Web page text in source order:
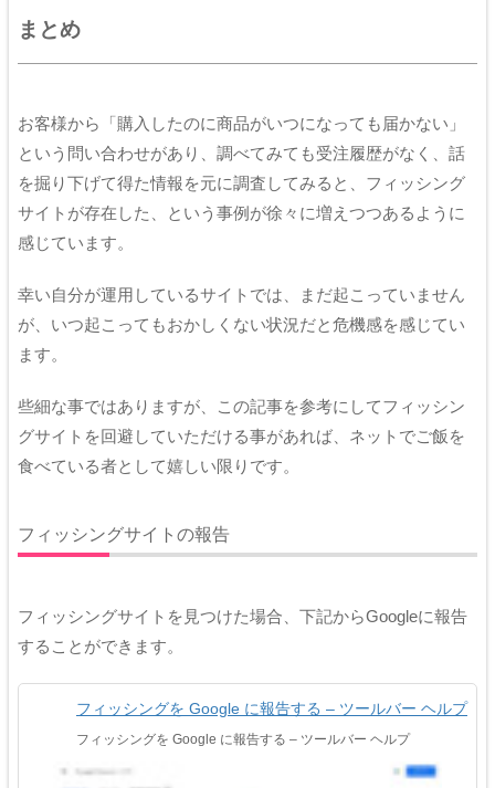
まとめ
お客様から「購入したのに商品がいつになっても届かない」
という問い合わせがあり、調べてみても受注履歴がなく、話
を掘り下げて得た情報を元に調査してみると、フィッシング
サイトが存在した、という事例が徐々に増えつつあるように
感じています。
幸い自分が運用しているサイトでは、まだ起こっていません
が、いつ起こってもおかしくない状況だと危機感を感じてい
ます。
些細な事ではありますが、この記事を参考にしてフィッシン
グサイトを回避していただける事があれば、ネットでご飯を
食べている者として嬉しい限りです。
フィッシングサイトの報告
フィッシングサイトを見つけた場合、下記からGoogleに報告
することができます。
フィッシングを Google に報告する – ツールバー ヘルプ
フィッシングを Google に報告する – ツールバー ヘルプ